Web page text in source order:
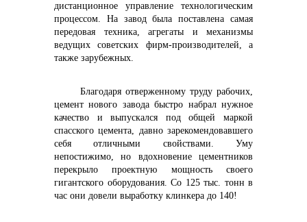
дистанционное управление технологическим
процессом. На завод была поставлена самая
передовая техника, агрегаты и механизмы
ведущих советских фирм-производителей, а
также зарубежных.
Благодаря отверженному труду рабочих,
цемент нового завода быстро набрал нужное
качество и выпускался под общей маркой
спасского цемента, давно зарекомендовавшего
себя отличными свойствами. Уму
непостижимо, но вдохновение цементников
перекрыло проектную мощность своего
гигантского оборудования. Со 125 тыс. тонн в
час они довели выработку клинкера до 140!